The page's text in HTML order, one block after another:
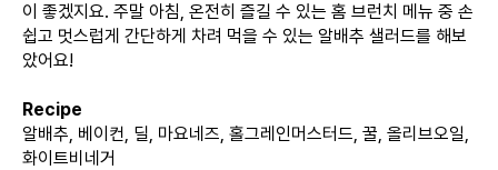
이 좋겠지요. 주말 아침, 온전히 즐길 수 있는 홈 브런치 메뉴 중 손
쉽고 멋스럽게 간단하게 차려 먹을 수 있는 알배추 샐러드를 해보
았어요!
Recipe
알배추, 베이컨, 딜, 마요네즈, 홀그레인머스터드, 꿀, 올리브오일,
화이트비네거